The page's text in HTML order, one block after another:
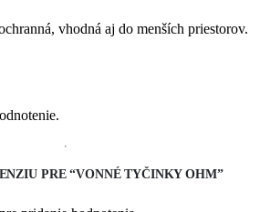
vhodná aj do menších priestorov.
PRE “VONNÉ TYČINKY OHM”